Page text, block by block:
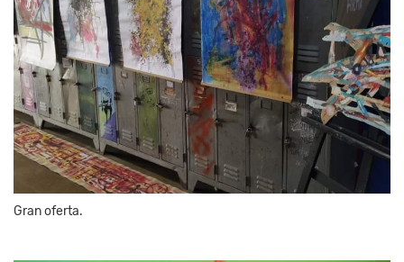
Gran oferta.